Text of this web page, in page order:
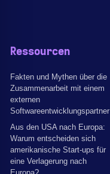
Ressourcen
Fakten und Mythen über die
Zusammenarbeit mit einem
externen
Softwareentwicklungspartner
Aus den USA nach Europa:
Warum entscheiden sich
amerikanische Start-ups für
eine Verlagerung nach